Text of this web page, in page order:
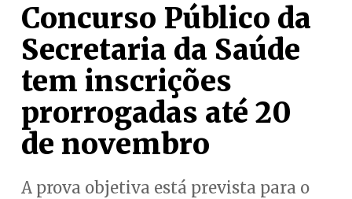
Concurso Público da
Secretaria da Saúde
tem inscrições
prorrogadas até 20
de novembro
A prova objetiva está prevista para o